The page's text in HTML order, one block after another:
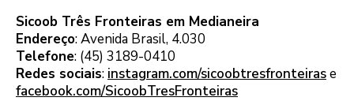
Sicoob Três Fronteiras em Medianeira
Endereço: Avenida Brasil, 4.030
Telefone: (45) 3189-0410
Redes sociais: instagram.com/sicoobtresfronteirase
facebook.com/SicoobTresFronteiras